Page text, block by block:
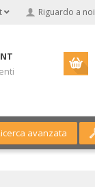
Riguardo a noi
avanzata